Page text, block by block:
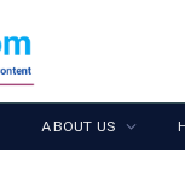
ABOUT US